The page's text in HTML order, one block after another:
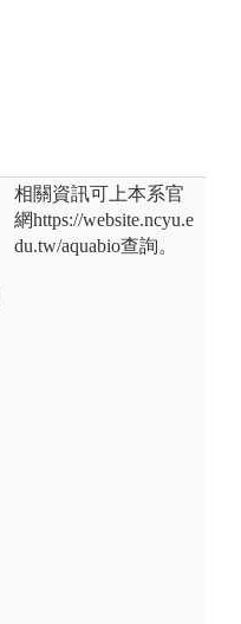
相關資訊可上本系官
網https://website.ncyu.e
du.tw/aquabio查詢。